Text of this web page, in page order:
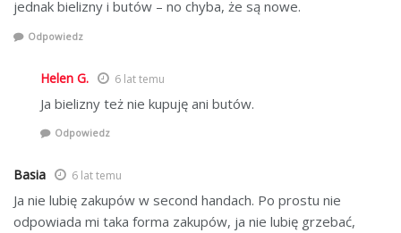
jednak bielizny i butów – no chyba, że są nowe.
Odpowiedz
Helen G. 6 lat temu
Ja bielizny też nie kupuję ani butów.
Odpowiedz
Basia 6 lat temu
Ja nie lubię zakupów w second handach. Po prostu nie
odpowiada mi taka forma zakupów, ja nie lubię grzebać,